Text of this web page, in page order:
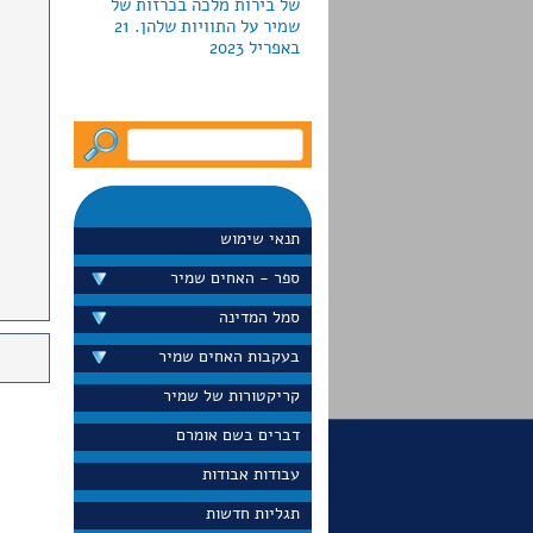
לקראת חג החנוכה2022 מוציאה
גלריה פרקש ביפו כרזות
צבאיות למכירה; חמש מהן
המחירים נעים מ-790 עד יותר
מ-5000 דולר
דייויד סלע הציג בערוץ 13 את
כרזת הדואר "הקדם במשלוח
ברכותיך לחגים" שעיצבו
האחים שמיר בראשית שנות
ה-60 הוא גם הציג את הכרזה
באתר הפופולרי שלו
"נוסטלגיה". ספטמבר 2022
תנאי שימוש
ספר - האחים שמיר
סמל המדינה
בעקבות האחים שמיר
קריקטורות של שמיר
דברים בשם אומרם
עבודות אבודות
תגליות חדשות